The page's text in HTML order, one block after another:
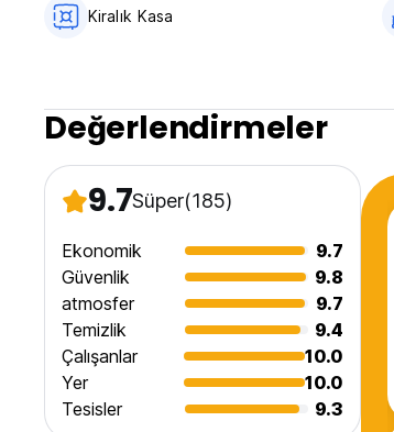
Kiralık Kasa
Değerlendirmeler
9.7Süper(185)
Ekonomik
9.7
Güvenlik
9.8
atmosfer
9.7
Temizlik
9.4
Çalışanlar
10.0
Yer
10.0
Tesisler
9.3